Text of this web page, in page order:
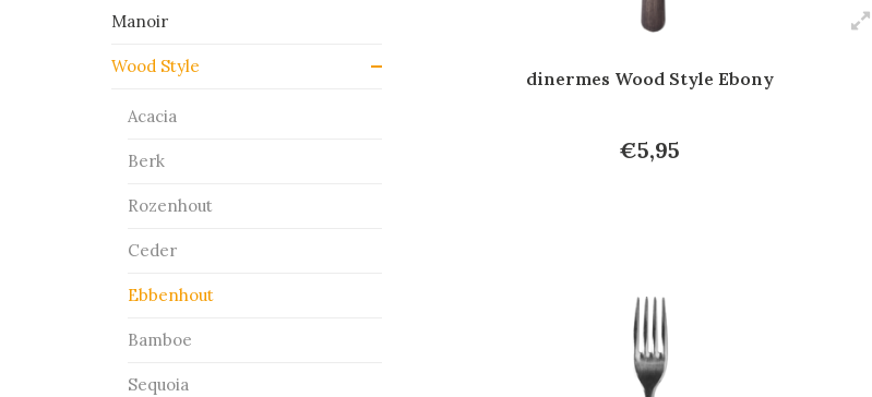
Manoir
Wood Style
Acacia
Berk
Rozenhout
Ceder
Ebbenhout
Bamboe
Sequoia
dinermes Wood Style Ebony
€5,95